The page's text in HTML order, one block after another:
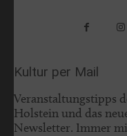
Kultur per Mail
Veranstaltungstipps
Holstein und das
Newsletter. Immer